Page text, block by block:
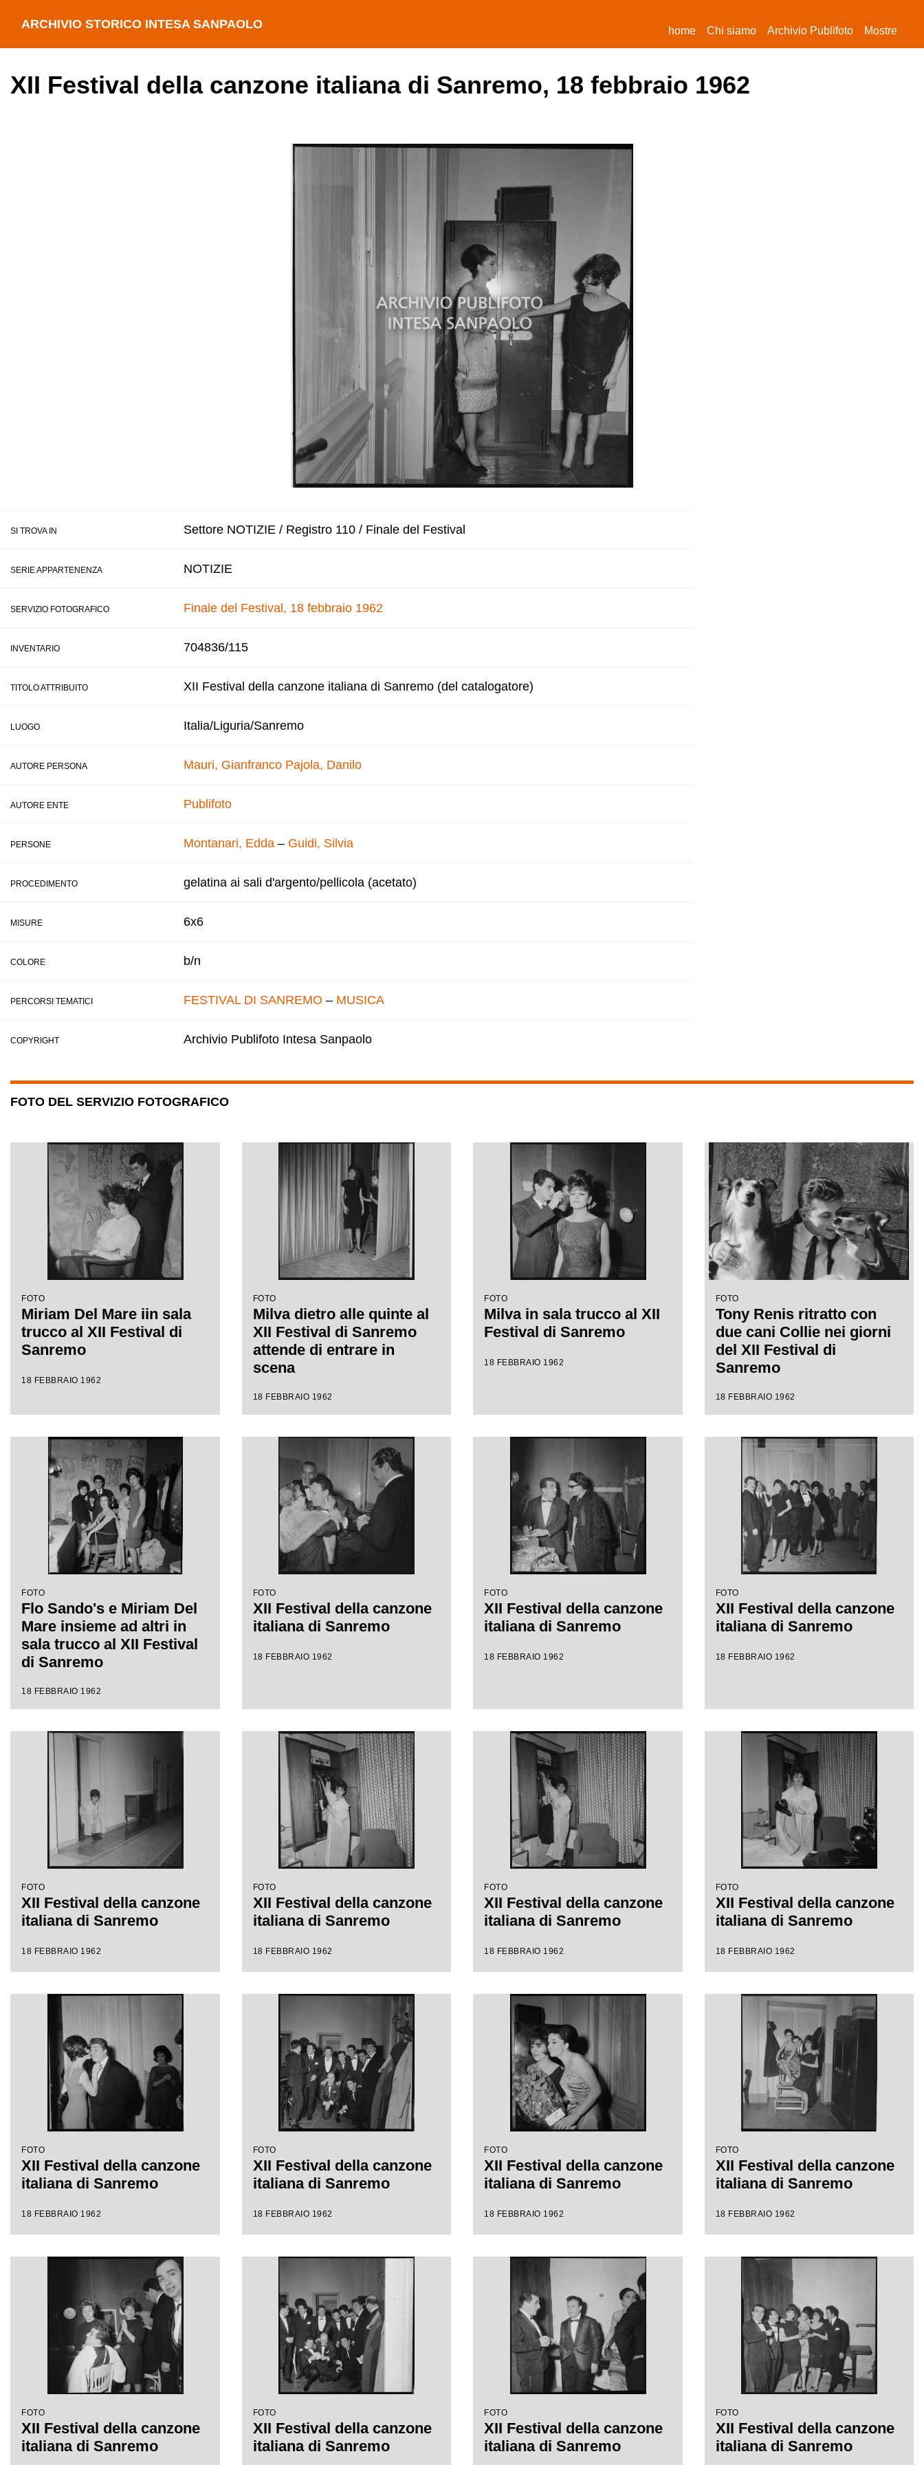
ARCHIVIO STORICO INTESA SANPAOLO home(current)
Chi siamo Archivio Publifoto Mostre
XII Festival della canzone italiana di Sanremo, 18 febbraio 1962
SI TROVA IN Settore NOTIZIE / Registro 110 / Finale del Festival
SERIE APPARTENENZA NOTIZIE
SERVIZIO FOTOGRAFICO Finale del Festival, 18 febbraio 1962
INVENTARIO 704836/115
TITOLO ATTRIBUITO XII Festival della canzone italiana di Sanremo (del catalogatore)
LUOGO Italia/Liguria/Sanremo
AUTORE PERSONA Mauri, Gianfranco Pajola, Danilo
AUTORE ENTE Publifoto
PERSONE Montanari, Edda – Guidi, Silvia
PROCEDIMENTO gelatina ai sali d'argento/pellicola (acetato)
MISURE 6x6
COLORE b/n
PERCORSI TEMATICI FESTIVAL DI SANREMO – MUSICA
COPYRIGHT Archivio Publifoto Intesa Sanpaolo
FOTO DEL SERVIZIO FOTOGRAFICO
FOTO
Miriam Del Mare iin sala
trucco al XII Festival di
Sanremo
18 FEBBRAIO 1962
FOTO
Milva dietro alle quinte al
XII Festival di Sanremo
attende di entrare in
scena
18 FEBBRAIO 1962
FOTO
Milva in sala trucco al XII
Festival di Sanremo
18 FEBBRAIO 1962
FOTO
Tony Renis ritratto con
due cani Collie nei giorni
del XII Festival di
Sanremo
18 FEBBRAIO 1962
FOTO
Flo Sando's e Miriam Del
Mare insieme ad altri in
sala trucco al XII Festival
di Sanremo
18 FEBBRAIO 1962
FOTO
XII Festival della canzone
italiana di Sanremo
18 FEBBRAIO 1962
FOTO
XII Festival della canzone
italiana di Sanremo
18 FEBBRAIO 1962
FOTO
XII Festival della canzone
italiana di Sanremo
18 FEBBRAIO 1962
FOTO
XII Festival della canzone
italiana di Sanremo
18 FEBBRAIO 1962
FOTO
XII Festival della canzone
italiana di Sanremo
18 FEBBRAIO 1962
FOTO
XII Festival della canzone
italiana di Sanremo
18 FEBBRAIO 1962
FOTO
XII Festival della canzone
italiana di Sanremo
18 FEBBRAIO 1962
FOTO
XII Festival della canzone
italiana di Sanremo
18 FEBBRAIO 1962
FOTO
XII Festival della canzone
italiana di Sanremo
18 FEBBRAIO 1962
FOTO
XII Festival della canzone
italiana di Sanremo
18 FEBBRAIO 1962
FOTO
XII Festival della canzone
italiana di Sanremo
18 FEBBRAIO 1962
FOTO
XII Festival della canzone
italiana di Sanremo
FOTO
XII Festival della canzone
italiana di Sanremo
FOTO
XII Festival della canzone
italiana di Sanremo
FOTO
XII Festival della canzone
italiana di Sanremo